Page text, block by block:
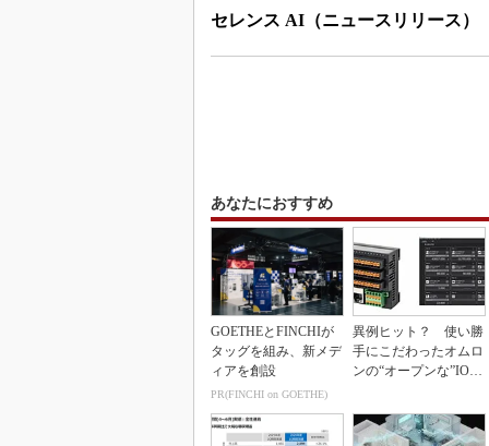
セレンス AI（ニュースリリース）
あなたにおすすめ
GOETHEとFINCHIが
タッグを組み、新メデ
ィアを創設
PR(FINCHI on GOETHE)
異例ヒット？ 使い勝
手にこだわったオムロ
ンの“オープンな”IO-L